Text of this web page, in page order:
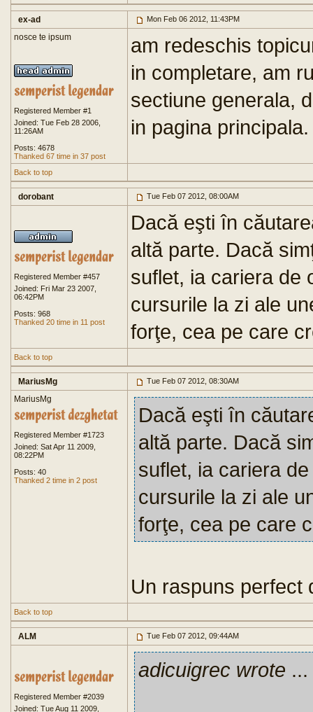
ex-ad Mon Feb 06 2012, 11:43PM
nosce te ipsum
Registered Member #1
Joined: Tue Feb 28 2006,
11:26AM
Posts: 4678
Thanked 67 time in 37 post
am redeschis
in completare, am
sectiune generala,
in pagina principala.
Back to top
dorobant Tue Feb 07 2012, 08:00AM
Registered Member #457
Joined: Fri Mar 23 2007,
06:42PM
Posts: 968
Thanked 20 time in 11 post
Dacă eşti în
altă parte. Dacă
suflet, ia cariera de
cursurile la zi ale
forţe, cea pe care
Back to top
MariusMg Tue Feb 07 2012, 08:30AM
MariusMg
Registered Member #1723
Joined: Sat Apr 11 2009,
08:22PM
Posts: 40
Thanked 2 time in 2 post
Dacă eşti în
altă parte. Dacă
suflet, ia cariera
cursurile la zi ale
forţe, cea pe care
Un raspuns perfect
Back to top
ALM Tue Feb 07 2012, 09:44AM
Registered Member #2039
Joined: Tue Aug 11 2009,
adicuigrec wrote ...